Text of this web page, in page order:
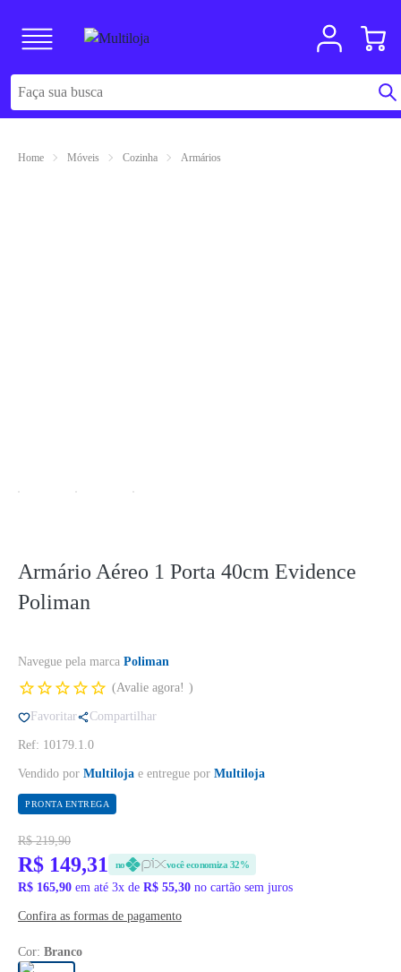
Home Móveis Cozinha Armários
Armário Aéreo 1 Porta 40cm Evidence
Poliman
Navegue pela marca Poliman
Avalie agora!
Favoritar Compartilhar
Ref: 10179.1.0
Vendido por Multiloja e entregue por Multiloja
PRONTA ENTREGA
R$ 219,90
R$ 149,31 no você economiza 32%
R$ 165,90 em até 3x de R$ 55,30 no cartão sem juros
Confira as formas de pagamento
Cor: Branco